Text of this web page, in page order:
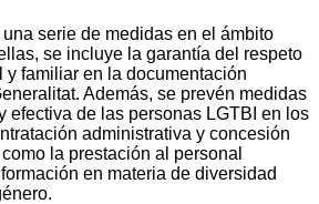
serie de medidas en el ámbito
se incluye la garantía del respeto
familiar en la documentación
Además, se prevén medidas
efectiva de las personas LGTBI en los
administrativa y concesión
la prestación al personal
en materia de diversidad